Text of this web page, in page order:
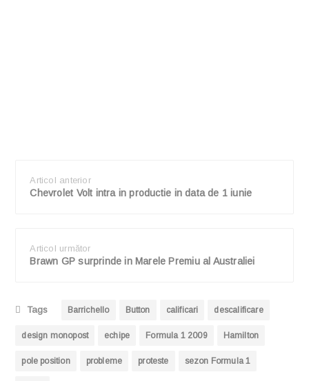
Articol anterior
Chevrolet Volt intra in productie in data de 1 iunie
Articol următor
Brawn GP surprinde in Marele Premiu al Australiei
Tags Barrichello Button calificari descalificare
design monopost echipe Formula 1 2009 Hamilton
pole position probleme proteste sezon Formula 1